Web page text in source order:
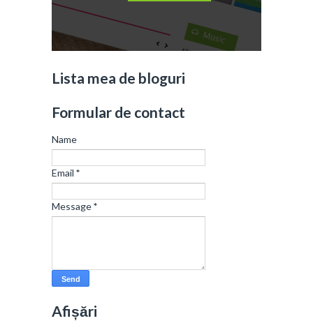
Lista mea de bloguri
Formular de contact
Name
Email *
Message*
Afișări